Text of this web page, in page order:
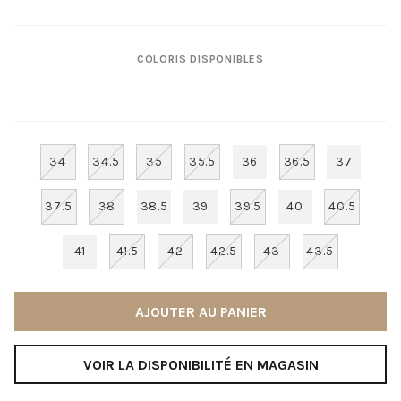
COLORIS DISPONIBLES
34 34.5 35 35.5 36 36.5 37
37.5 38 38.5 39 39.5 40 40.5
41 41.5 42 42.5 43 43.5
AJOUTER AU PANIER
VOIR LA DISPONIBILITÉ EN MAGASIN